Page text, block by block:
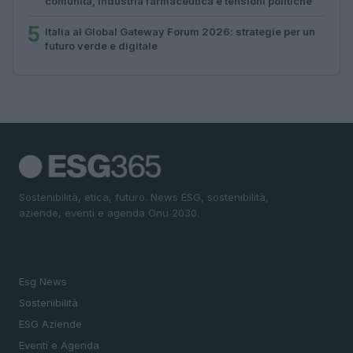
5 Italia al Global Gateway Forum 2026: strategie per un
futuro verde e digitale
Sostenibilità, etica, futuro. News ESG, sostenibilità,
aziende, eventi e agenda Onu 2030.
Esg News
Sostenibilità
ESG Aziende
Eventi e Agenda